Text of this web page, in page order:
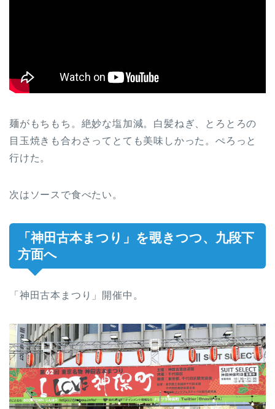
麺がもちもち。絶妙な塩加減。白髪ねぎ、とろとろの
目玉焼きも合わさってとても美味しかった。ぺろっと
行けた。
次はソースで食べたい。
「神田古本まつり」を覗きつつ、九段下
方面へ
「神田古本まつり」開催中。